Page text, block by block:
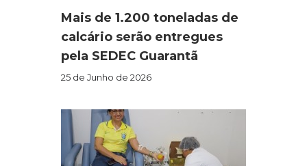
Mais de 1.200 toneladas de
calcário serão entregues
pela SEDEC Guarantã
25 de Junho de 2026